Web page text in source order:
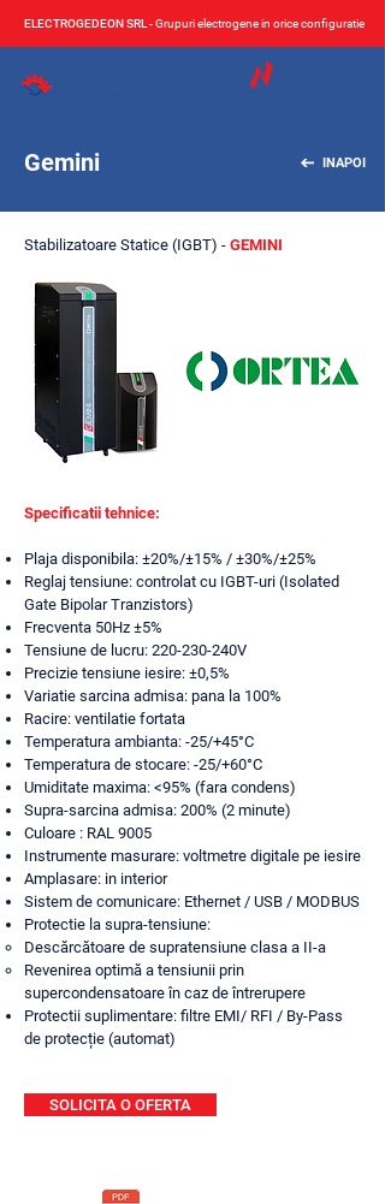
ELECTROGEDEON SRL - Grupuri electrogene in orice configuratie
Gemini INAPOI
Stabilizatoare Statice (IGBT) - GEMINI
Specificatii tehnice:
Plaja disponibila: ±20%/±15% / ±30%/±25%
Reglaj tensiune: controlat cu IGBT-uri (Isolated
Gate Bipolar Tranzistors)
Frecventa 50Hz ±5%
Tensiune de lucru: 220-230-240V
Precizie tensiune iesire: ±0,5%
Variatie sarcina admisa: pana la 100%
Racire: ventilatie fortata
Temperatura ambianta: -25/+45°C
Temperatura de stocare: -25/+60°C
Umiditate maxima: <95% (fara condens)
Supra-sarcina admisa: 200% (2 minute)
Culoare : RAL 9005
Instrumente masurare: voltmetre digitale pe iesire
Amplasare: in interior
Sistem de comunicare: Ethernet / USB / MODBUS
Protectie la supra-tensiune:
Descărcătoare de supratensiune clasa a II-a
Revenirea optimă a tensiunii prin
supercondensatoare în caz de întrerupere
Protectii suplimentare: filtre EMI/ RFI / By-Pass
de protecție (automat)
SOLICITA O OFERTA